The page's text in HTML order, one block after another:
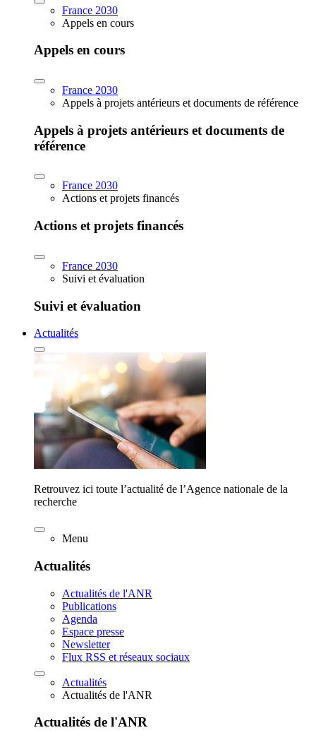
France 2030
Appels en cours
Appels en cours
France 2030
Appels à projets antérieurs et documents de référence
Appels à projets antérieurs et documents de
référence
France 2030
Actions et projets financés
Actions et projets financés
France 2030
Suivi et évaluation
Suivi et évaluation
Actualités
Retrouvez ici toute l’actualité de l’Agence nationale de la
recherche
Menu
Actualités
Actualités de l'ANR
Publications
Agenda
Espace presse
Newsletter
Flux RSS et réseaux sociaux
Actualités
Actualités de l'ANR
Actualités de l'ANR